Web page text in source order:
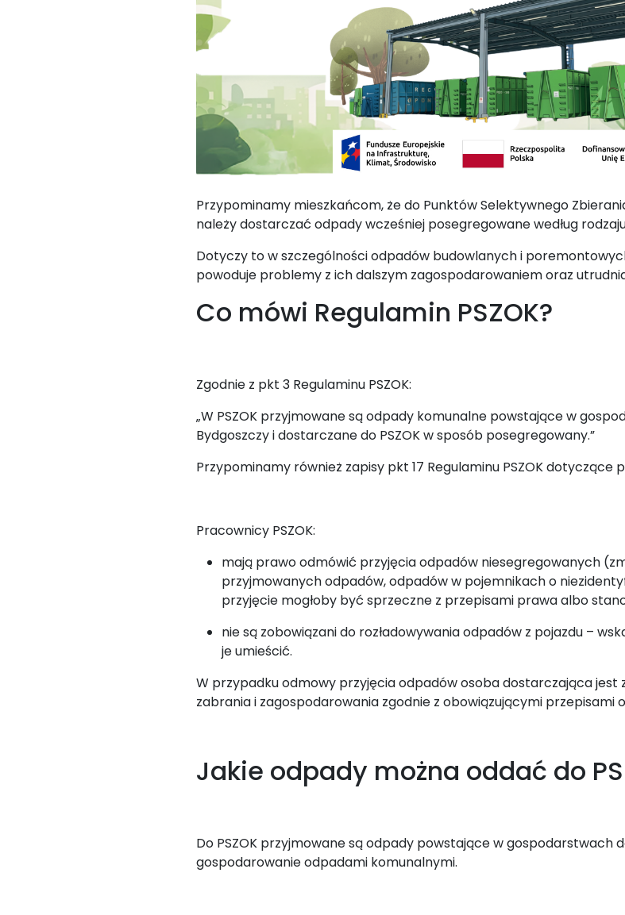
Przypominamy mieszkańcom, że do Punktów Selektywnego
należy dostarczać odpady wcześniej posegregowane według
Dotyczy to w szczególności odpadów budowlanych i
powoduje problemy z ich dalszym zagospodarowaniem oraz
Co mówi Regulamin PSZOK?
Zgodnie z pkt 3 Regulaminu PSZOK:
„W PSZOK przyjmowane są odpady komunalne powstające w
Bydgoszczy i dostarczane do PSZOK w sposób posegregowany.”
Przypominamy również zapisy pkt 17 Regulaminu PSZOK dotyczące
Pracownicy PSZOK:
mają prawo odmówić przyjęcia odpadów niesegregowanych
przyjmowanych odpadów, odpadów w pojemnikach o
przyjęcie mogłoby być sprzeczne z przepisami prawa albo
nie są zobowiązani do rozładowywania odpadów z pojazdu –
je umieścić.
W przypadku odmowy przyjęcia odpadów osoba dostarczająca
zabrania i zagospodarowania zgodnie z obowiązującymi przepisami
Jakie odpady można oddać do
Do PSZOK przyjmowane są odpady powstające w gospodarstwach
gospodarowanie odpadami komunalnymi.